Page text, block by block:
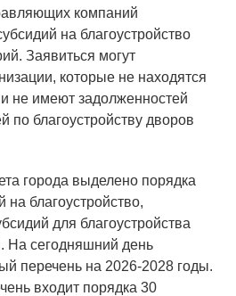
компаний
на благоустройство
Заявиться могут
которые не находятся
и не имеют задолженностей
по благоустройству дворов
города выделено порядка
благоустройство,
для благоустройства
На сегодняшний день
перечень на 2026-2028 годы.
входит порядка 30